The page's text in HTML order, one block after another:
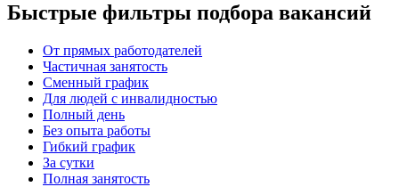
Быстрые фильтры подбора вакансий
От прямых работодателей
Частичная занятость
Сменный график
Для людей с инвалидностью
Полный день
Без опыта работы
Гибкий график
За сутки
Полная занятость